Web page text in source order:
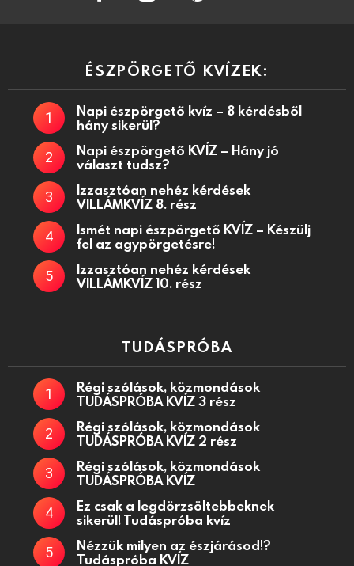
ÉSZPÖRGETŐ KVÍZEK:
Napi észpörgető kvíz – 8 kérdésből
hány sikerül?
Napi észpörgető KVÍZ – Hány jó
választ tudsz?
Izzasztóan nehéz kérdések
VILLÁMKVÍZ 8. rész
Ismét napi észpörgető KVÍZ – Készülj
fel az agypörgetésre!
Izzasztóan nehéz kérdések
VILLÁMKVÍZ 10. rész
TUDÁSPRÓBA
Régi szólások, közmondások
TUDÁSPRÓBA KVÍZ 3 rész
Régi szólások, közmondások
TUDÁSPRÓBA KVÍZ 2 rész
Régi szólások, közmondások
TUDÁSPRÓBA KVÍZ
Ez csak a legdörzsöltebbeknek
sikerül! Tudáspróba kvíz
Nézzük milyen az észjárásod!?
Tudáspróba KVÍZ